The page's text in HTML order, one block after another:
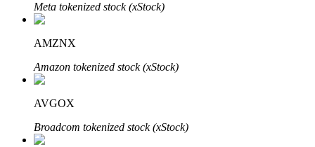
Đối tác Bitrue
Meta tokenized stock (xStock)
AMZNX
Amazon tokenized stock (xStock)
AVGOX
Broadcom tokenized stock (xStock)